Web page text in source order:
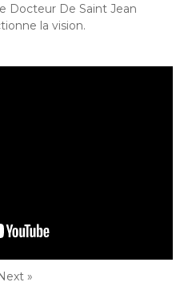
Docteur De Saint Jean
la vision.
»